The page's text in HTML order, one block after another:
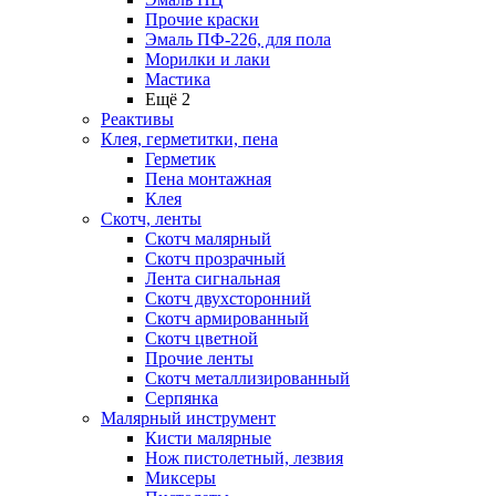
Прочие краски
Эмаль ПФ-226, для пола
Морилки и лаки
Мастика
Ещё 2
Реактивы
Клея, герметитки, пена
Герметик
Пена монтажная
Клея
Скотч, ленты
Скотч малярный
Скотч прозрачный
Лента сигнальная
Скотч двухсторонний
Скотч армированный
Скотч цветной
Прочие ленты
Скотч металлизированный
Серпянка
Малярный инструмент
Кисти малярные
Нож пистолетный, лезвия
Миксеры